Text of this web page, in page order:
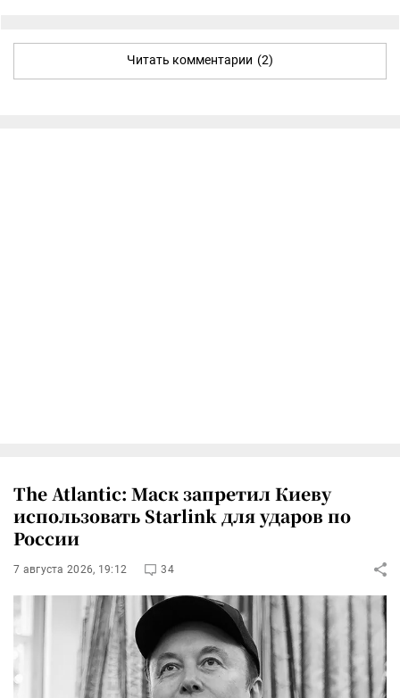
Читать комментарии (2)
The Atlantic: Маск запретил Киеву
использовать Starlink для ударов по
России
7 августа 2026, 19:12 34